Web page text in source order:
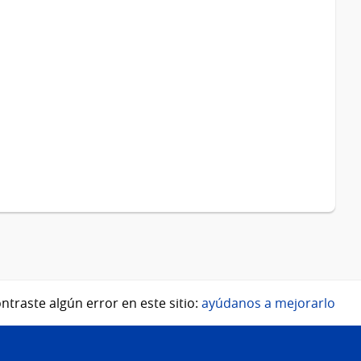
algún error en este sitio: ayúdanos a mejorarlo